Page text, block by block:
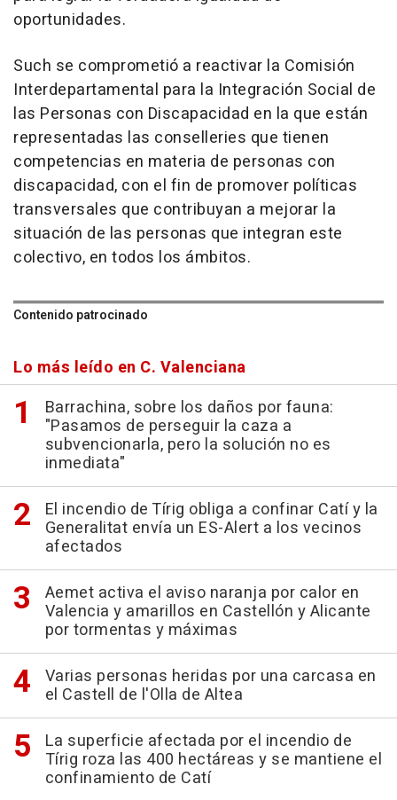
oportunidades.
Such se comprometió a reactivar la Comisión
Interdepartamental para la Integración Social de
las Personas con Discapacidad en la que están
representadas las conselleries que tienen
competencias en materia de personas con
discapacidad, con el fin de promover políticas
transversales que contribuyan a mejorar la
situación de las personas que integran este
colectivo, en todos los ámbitos.
Contenido patrocinado
Lo más leído en C. Valenciana
Barrachina, sobre los daños por fauna:
"Pasamos de perseguir la caza a
subvencionarla, pero la solución no es
inmediata"
El incendio de Tírig obliga a confinar Catí y la
Generalitat envía un ES-Alert a los vecinos
afectados
Aemet activa el aviso naranja por calor en
Valencia y amarillos en Castellón y Alicante
por tormentas y máximas
Varias personas heridas por una carcasa en
el Castell de l'Olla de Altea
La superficie afectada por el incendio de
Tírig roza las 400 hectáreas y se mantiene el
confinamiento de Catí